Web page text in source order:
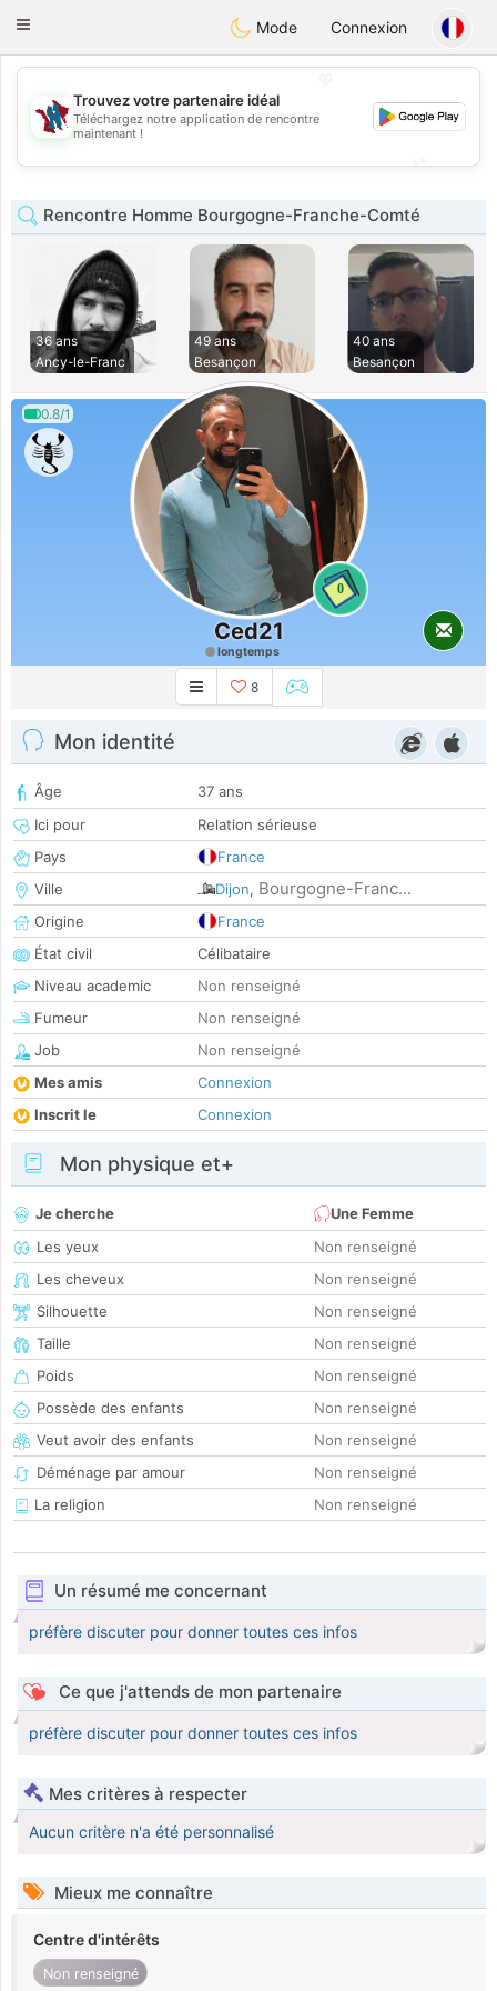
Taimerais
Toggle
Mode Connexion
💖
💕
Trouvez votre partenaire idéal
Téléchargez notre application de rencontre
maintenant !
Rencontre Homme Bourgogne-Franche-Comté
36 ans
Ancy-le-Franc
49 ans
Besançon
40 ans
Besançon
0.8/1
0
Ced21
longtemps
8
Mon identité
Âge
37 ans
Ici pour
Relation sérieuse
Pays
France
Ville
Dijon, Bourgogne-Franc...
Origine
France
État civil
Célibataire
Niveau academic
Non renseigné
Fumeur
Non renseigné
Job
Non renseigné
Mes amis
Connexion
Inscrit le
Connexion
Mon physique et+
Je cherche
Une Femme
Les yeux
Non renseigné
Les cheveux
Non renseigné
Silhouette
Non renseigné
Taille
Non renseigné
Poids
Non renseigné
Possède des enfants
Non renseigné
Veut avoir des enfants
Non renseigné
Déménage par amour
Non renseigné
La religion
Non renseigné
Un résumé me concernant
préfère discuter pour donner toutes ces infos
Ce que j'attends de mon partenaire
préfère discuter pour donner toutes ces infos
Mes critères à respecter
Aucun critère n'a été personnalisé
Mieux me connaître
Centre d'intérêts
Non renseigné